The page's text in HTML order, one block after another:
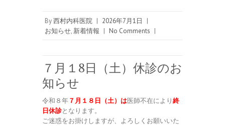
By西村内科医院 | 2026年7月1日
|
お知らせ, 新着情報 | No Comments |
７月１8日（土）休診のお
知らせ
令和８年７月１８日（土）は医師不在により終
日休診となります。
ご迷惑をお掛けしますが、よろしくお願いいた